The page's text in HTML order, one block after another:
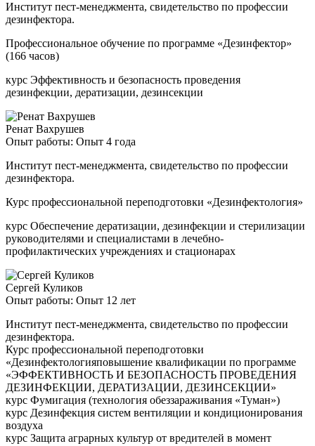
Институт пест-менеджмента, свидетельство по профессии
дезинфектора.
Профессиональное обучение по программе «Дезинфектор»
(166 часов)
курс Эффективность и безопасность проведения
дезинфекции, дератизации, дезинсекции
Ренат Вахрушев
Опыт работы: Опыт 4 года
Институт пест-менеджмента, свидетельство по профессии
дезинфектора.
Курс профессиональной переподготовки «Дезинфектология»
курс Обеспечение дератизации, дезинфекции и стерилизации
руководителями и специалистами в лечебно-
профилактических учреждениях и стационарах
Сергей Куликов
Опыт работы: Опыт 12 лет
Институт пест-менеджмента, свидетельство по профессии
дезинфектора.
Курс профессиональной переподготовки
«Дезинфектологияповышение квалификации по программе
«ЭФФЕКТИВНОСТЬ И БЕЗОПАСНОСТЬ ПРОВЕДЕНИЯ
ДЕЗИНФЕКЦИИ, ДЕРАТИЗАЦИИ, ДЕЗИНСЕКЦИИ»
курс Фумигация (технология обеззараживания «Туман»)
курс Дезинфекция систем вентиляции и кондиционирования
воздуха
курс Защита аграрных культур от вредителей в момент